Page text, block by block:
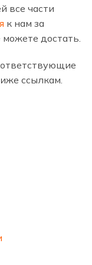
все части
к нам за
достать.
ссылкам.